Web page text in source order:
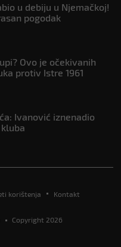
u debiju u Njemačkoj!
pogodak
Ovo je očekivanih
protiv Istre 1961
Ivanović iznenadio
korištenja Kontakt
Copyright 2026